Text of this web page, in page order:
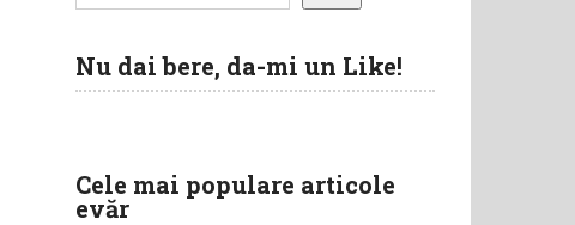
Nu dai bere, da-mi un Like!
Cele mai populare articole
evăr